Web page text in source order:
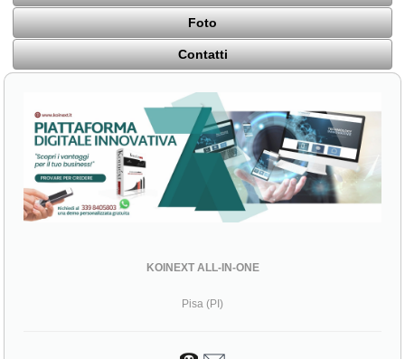
Foto
Contatti
KOINEXT ALL-IN-ONE
Pisa (PI)